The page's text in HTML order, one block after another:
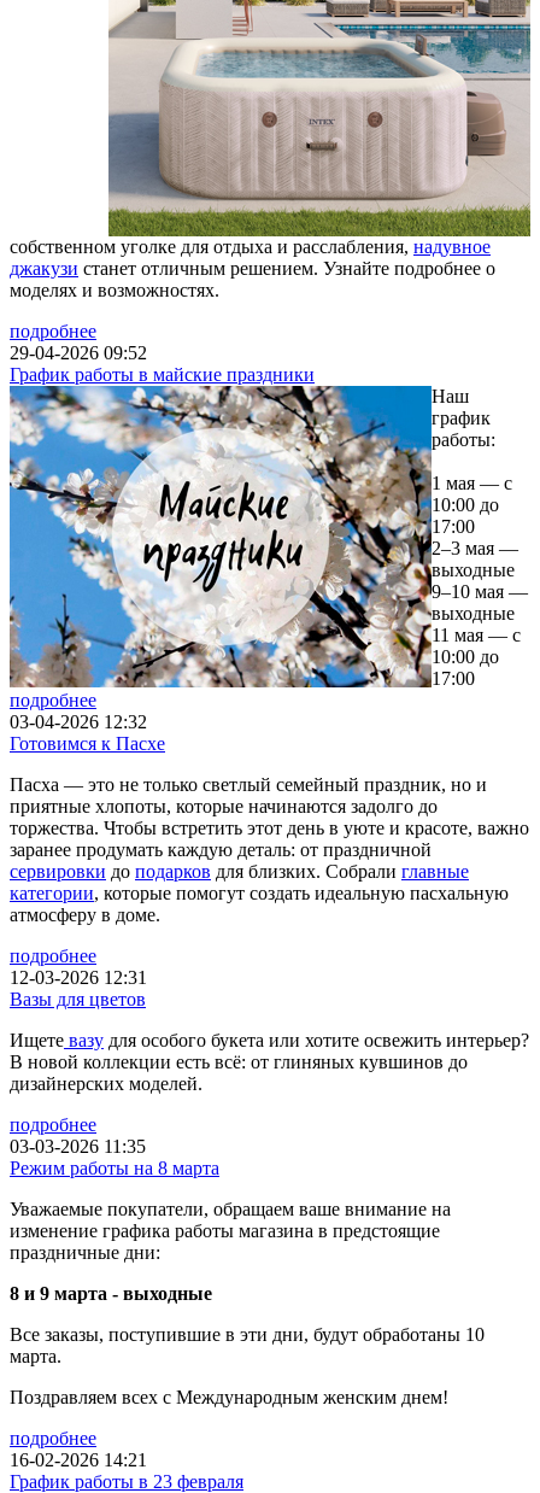
собственном уголке для отдыха и расслабления, надувное
джакузи станет отличным решением. Узнайте подробнее о
моделях и возможностях.
подробнее
29-04-2026 09:52
График работы в майские праздники
Наш
график
работы:
1 мая — с
10:00 до
17:00
2–3 мая —
выходные
9–10 мая —
выходные
11 мая — с
10:00 до
17:00
подробнее
03-04-2026 12:32
Готовимся к Пасхе
Пасха — это не только светлый семейный праздник, но и
приятные хлопоты, которые начинаются задолго до
торжества. Чтобы встретить этот день в уюте и красоте, важно
заранее продумать каждую деталь: от праздничной
сервировки до подарков для близких. Собрали главные
категории, которые помогут создать идеальную пасхальную
атмосферу в доме.
подробнее
12-03-2026 12:31
Вазы для цветов
Ищете вазу для особого букета или хотите освежить интерьер?
В новой коллекции есть всё: от глиняных кувшинов до
дизайнерских моделей.
подробнее
03-03-2026 11:35
Режим работы на 8 марта
Уважаемые покупатели, обращаем ваше внимание на
изменение графика работы магазина в предстоящие
праздничные дни:
8 и 9 марта - выходные
Все заказы, поступившие в эти дни, будут обработаны 10
марта.
Поздравляем всех с Международным женским днем!
подробнее
16-02-2026 14:21
График работы в 23 февраля